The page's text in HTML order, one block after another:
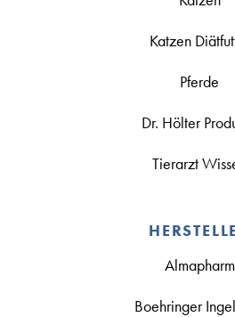
Katzen
Pferde
Dr. Hölter
Tierarzt
Almapharm
Boehringer